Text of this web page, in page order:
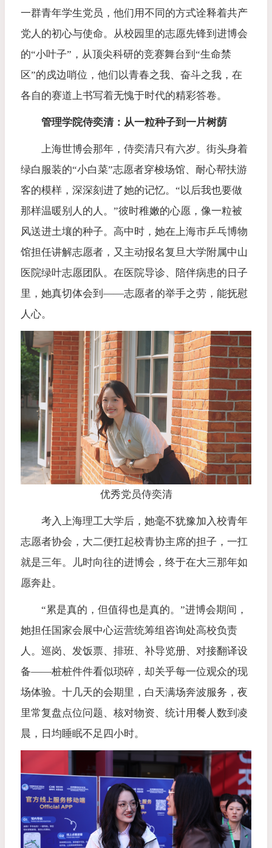
一群青年学生党员，他们用不同的方式诠释着共产
党人的初心与使命。从校园里的志愿先锋到进博会
的“小叶子”，从顶尖科研的竞赛舞台到“生命禁
区”的戍边哨位，他们以青春之我、奋斗之我，在
各自的赛道上书写着无愧于时代的精彩答卷。
管理学院侍奕清：从一粒种子到一片树荫
上海世博会那年，侍奕清只有六岁。街头身着
绿白服装的“小白菜”志愿者穿梭场馆、耐心帮扶游
客的模样，深深刻进了她的记忆。“以后我也要做
那样温暖别人的人。”彼时稚嫩的心愿，像一粒被
风送进土壤的种子。高中时，她在上海市乒乓博物
馆担任讲解志愿者，又主动报名复旦大学附属中山
医院绿叶志愿团队。在医院导诊、陪伴病患的日子
里，她真切体会到——志愿者的举手之劳，能抚慰
人心。
优秀党员侍奕清
考入上海理工大学后，她毫不犹豫加入校青年
志愿者协会，大二便扛起校青协主席的担子，一扛
就是三年。儿时向往的进博会，终于在大三那年如
愿奔赴。
“累是真的，但值得也是真的。”进博会期间，
她担任国家会展中心运营统筹组咨询处高校负责
人。巡岗、发饭票、排班、补导览册、对接翻译设
备——桩桩件件看似琐碎，却关乎每一位观众的现
场体验。十几天的会期里，白天满场奔波服务，夜
里常复盘点位问题、核对物资、统计用餐人数到凌
晨，日均睡眠不足四小时。